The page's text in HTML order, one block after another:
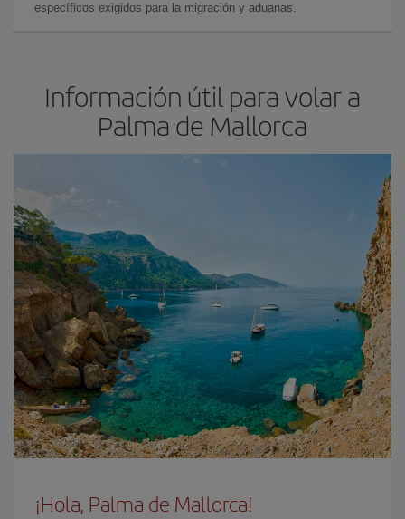
específicos exigidos para la migración y aduanas.
Información útil para volar a
Palma de Mallorca
¡Hola, Palma de Mallorca!